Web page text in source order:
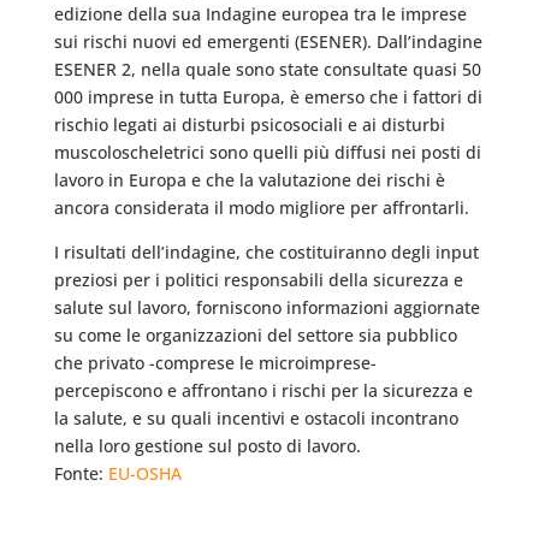
edizione della sua Indagine europea tra le imprese
sui rischi nuovi ed emergenti (ESENER). Dall’indagine
ESENER 2, nella quale sono state consultate quasi 50
000 imprese in tutta Europa, è emerso che i fattori di
rischio legati ai disturbi psicosociali e ai disturbi
muscoloscheletrici sono quelli più diffusi nei posti di
lavoro in Europa e che la valutazione dei rischi è
ancora considerata il modo migliore per affrontarli.
I risultati dell’indagine, che costituiranno degli input
preziosi per i politici responsabili della sicurezza e
salute sul lavoro, forniscono informazioni aggiornate
su come le organizzazioni del settore sia pubblico
che privato -comprese le microimprese-
percepiscono e affrontano i rischi per la sicurezza e
la salute, e su quali incentivi e ostacoli incontrano
nella loro gestione sul posto di lavoro.
Fonte: EU-OSHA